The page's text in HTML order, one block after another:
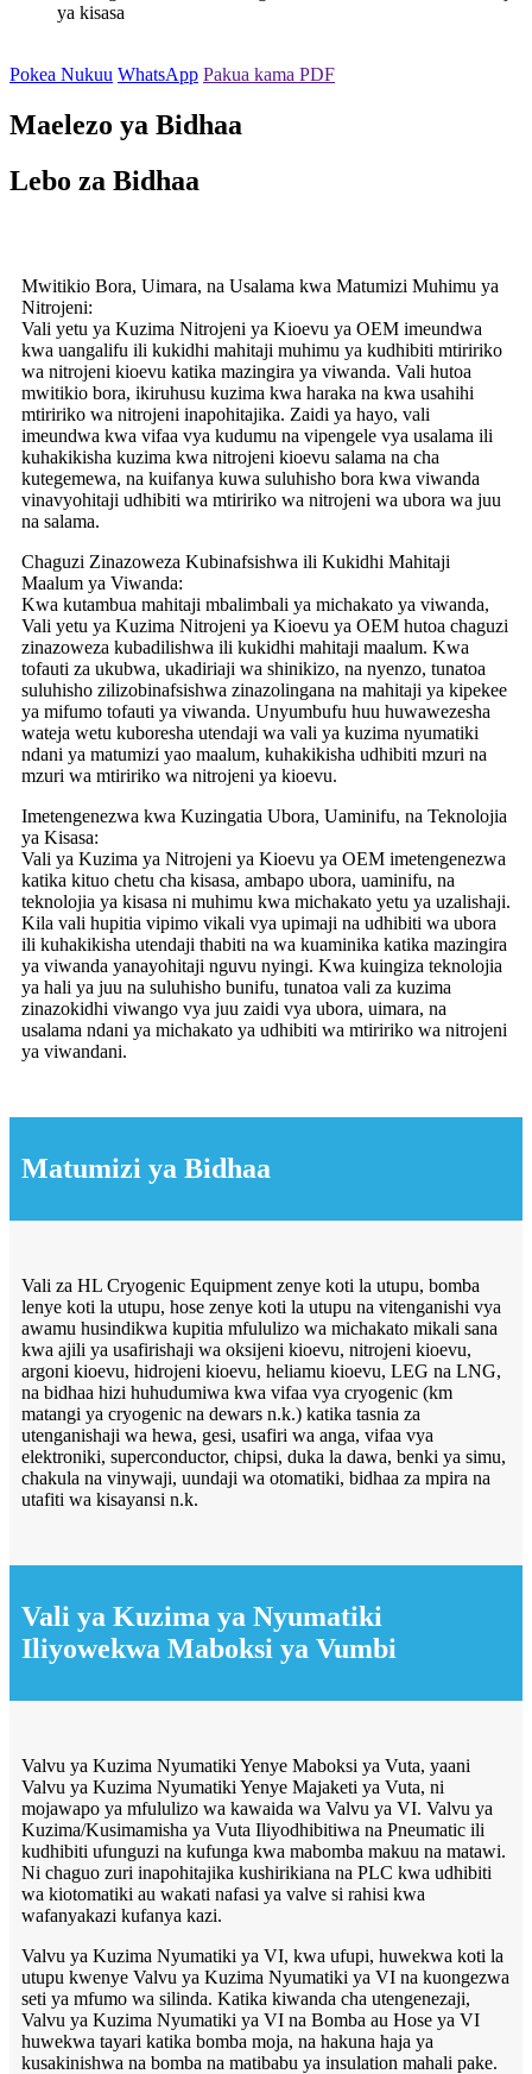
ya kisasa
Pokea Nukuu WhatsApp Pakua kama PDF
Maelezo ya Bidhaa
Lebo za Bidhaa
Mwitikio Bora, Uimara, na Usalama kwa Matumizi Muhimu ya
Nitrojeni:
Vali yetu ya Kuzima Nitrojeni ya Kioevu ya OEM imeundwa
kwa uangalifu ili kukidhi mahitaji muhimu ya kudhibiti mtiririko
wa nitrojeni kioevu katika mazingira ya viwanda. Vali hutoa
mwitikio bora, ikiruhusu kuzima kwa haraka na kwa usahihi
mtiririko wa nitrojeni inapohitajika. Zaidi ya hayo, vali
imeundwa kwa vifaa vya kudumu na vipengele vya usalama ili
kuhakikisha kuzima kwa nitrojeni kioevu salama na cha
kutegemewa, na kuifanya kuwa suluhisho bora kwa viwanda
vinavyohitaji udhibiti wa mtiririko wa nitrojeni wa ubora wa juu
na salama.
Chaguzi Zinazoweza Kubinafsishwa ili Kukidhi Mahitaji
Maalum ya Viwanda:
Kwa kutambua mahitaji mbalimbali ya michakato ya viwanda,
Vali yetu ya Kuzima Nitrojeni ya Kioevu ya OEM hutoa chaguzi
zinazoweza kubadilishwa ili kukidhi mahitaji maalum. Kwa
tofauti za ukubwa, ukadiriaji wa shinikizo, na nyenzo, tunatoa
suluhisho zilizobinafsishwa zinazolingana na mahitaji ya kipekee
ya mifumo tofauti ya viwanda. Unyumbufu huu huwawezesha
wateja wetu kuboresha utendaji wa vali ya kuzima nyumatiki
ndani ya matumizi yao maalum, kuhakikisha udhibiti mzuri na
mzuri wa mtiririko wa nitrojeni ya kioevu.
Imetengenezwa kwa Kuzingatia Ubora, Uaminifu, na Teknolojia
ya Kisasa:
Vali ya Kuzima ya Nitrojeni ya Kioevu ya OEM imetengenezwa
katika kituo chetu cha kisasa, ambapo ubora, uaminifu, na
teknolojia ya kisasa ni muhimu kwa michakato yetu ya uzalishaji.
Kila vali hupitia vipimo vikali vya upimaji na udhibiti wa ubora
ili kuhakikisha utendaji thabiti na wa kuaminika katika mazingira
ya viwanda yanayohitaji nguvu nyingi. Kwa kuingiza teknolojia
ya hali ya juu na suluhisho bunifu, tunatoa vali za kuzima
zinazokidhi viwango vya juu zaidi vya ubora, uimara, na
usalama ndani ya michakato ya udhibiti wa mtiririko wa nitrojeni
ya viwandani.
Matumizi ya Bidhaa
Vali za HL Cryogenic Equipment zenye koti la utupu, bomba
lenye koti la utupu, hose zenye koti la utupu na vitenganishi vya
awamu husindikwa kupitia mfululizo wa michakato mikali sana
kwa ajili ya usafirishaji wa oksijeni kioevu, nitrojeni kioevu,
argoni kioevu, hidrojeni kioevu, heliamu kioevu, LEG na LNG,
na bidhaa hizi huhudumiwa kwa vifaa vya cryogenic (km
matangi ya cryogenic na dewars n.k.) katika tasnia za
utenganishaji wa hewa, gesi, usafiri wa anga, vifaa vya
elektroniki, superconductor, chipsi, duka la dawa, benki ya simu,
chakula na vinywaji, uundaji wa otomatiki, bidhaa za mpira na
utafiti wa kisayansi n.k.
Vali ya Kuzima ya Nyumatiki
Iliyowekwa Maboksi ya Vumbi
Valvu ya Kuzima Nyumatiki Yenye Maboksi ya Vuta, yaani
Valvu ya Kuzima Nyumatiki Yenye Majaketi ya Vuta, ni
mojawapo ya mfululizo wa kawaida wa Valvu ya VI. Valvu ya
Kuzima/Kusimamisha ya Vuta Iliyodhibitiwa na Pneumatic ili
kudhibiti ufunguzi na kufunga kwa mabomba makuu na matawi.
Ni chaguo zuri inapohitajika kushirikiana na PLC kwa udhibiti
wa kiotomatiki au wakati nafasi ya valve si rahisi kwa
wafanyakazi kufanya kazi.
Valvu ya Kuzima Nyumatiki ya VI, kwa ufupi, huwekwa koti la
utupu kwenye Valvu ya Kuzima Nyumatiki ya VI na kuongezwa
seti ya mfumo wa silinda. Katika kiwanda cha utengenezaji,
Valvu ya Kuzima Nyumatiki ya VI na Bomba au Hose ya VI
huwekwa tayari katika bomba moja, na hakuna haja ya
kusakinishwa na bomba na matibabu ya insulation mahali pake.